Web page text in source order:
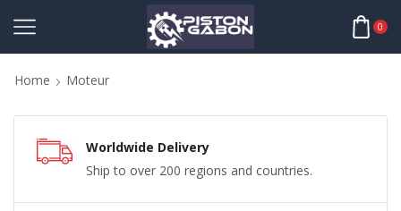
0
Home Moteur
Worldwide Delivery
Ship to over 200 regions and countries.